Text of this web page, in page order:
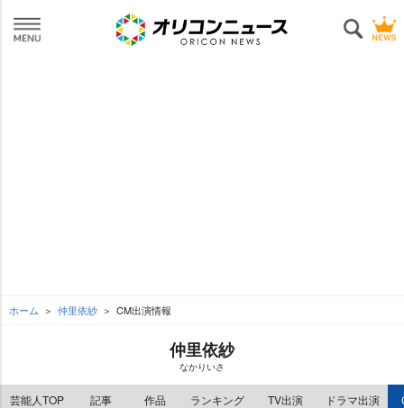
ホーム 仲里依紗 CM出演情報
仲里依紗
なかりいさ
芸能人TOP 記事 作品 ランキング TV出演 ドラマ出演